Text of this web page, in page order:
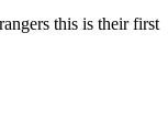
this is their first